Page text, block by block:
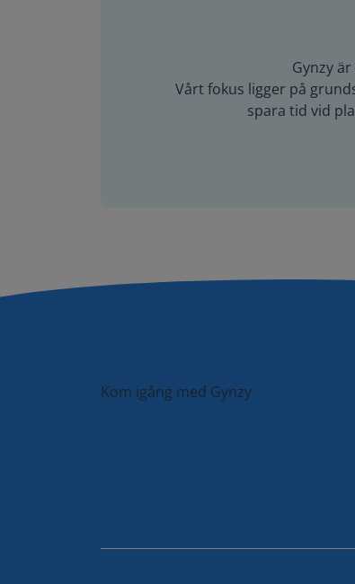
Gynzy
Vårt fokus ligger på
spara tid vid
Kom igång med Gynzy